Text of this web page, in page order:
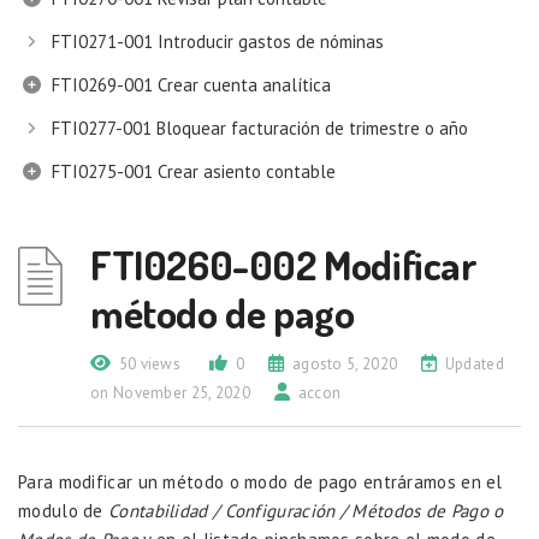
FTI0271-001 Introducir gastos de nóminas
FTI0269-001 Crear cuenta analítica
FTI0277-001 Bloquear facturación de trimestre o año
FTI0275-001 Crear asiento contable
FTI0260-002 Modificar
método de pago
50 views 0 agosto 5, 2020
Updated
on November 25, 2020
accon
Para modificar un método o modo de pago entráramos en el
modulo de Contabilidad / Configuración / Métodos de Pago o